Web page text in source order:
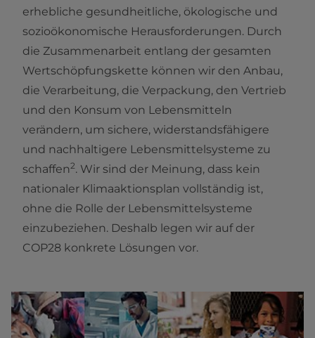
erhebliche gesundheitliche, ökologische und
sozioökonomische Herausforderungen. Durch
die Zusammenarbeit entlang der gesamten
Wertschöpfungskette können wir den Anbau,
die Verarbeitung, die Verpackung, den Vertrieb
und den Konsum von Lebensmitteln
verändern, um sichere, widerstandsfähigere
und nachhaltigere Lebensmittelsysteme zu
schaffen2. Wir sind der Meinung, dass kein
nationaler Klimaaktionsplan vollständig ist,
ohne die Rolle der Lebensmittelsysteme
einzubeziehen. Deshalb legen wir auf der
COP28 konkrete Lösungen vor.